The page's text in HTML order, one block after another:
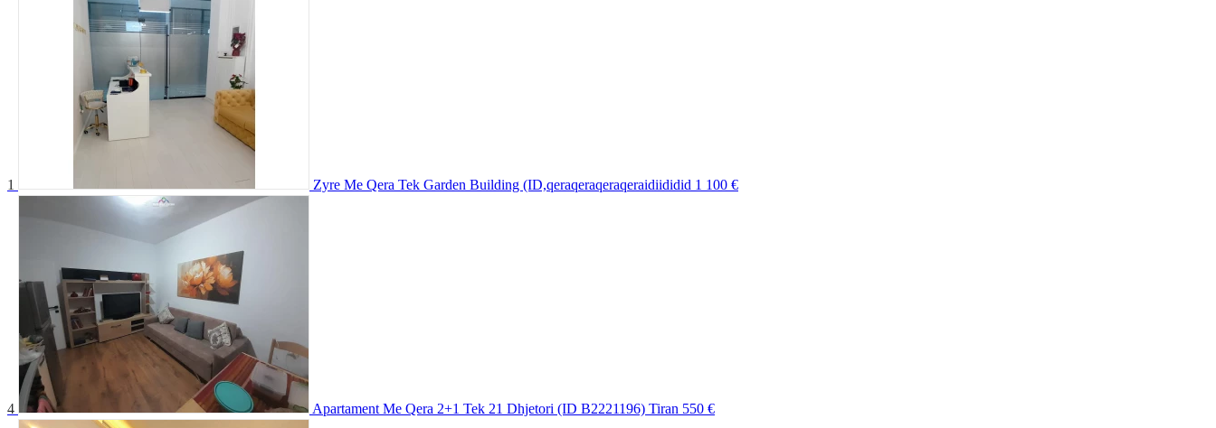
1 Zyre Me Qera Tek Garden Building (ID,qeraqeraqeraqeraidiididid 1 100 €
4 Apartament Me Qera 2+1 Tek 21 Dhjetori (ID B2221196) Tiran 550 €